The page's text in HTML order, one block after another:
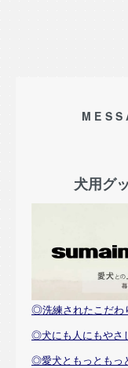
犬用グッズ
◎洗練されたこだわ
◎犬にも人にもやさ
◎愛犬ともっともっ